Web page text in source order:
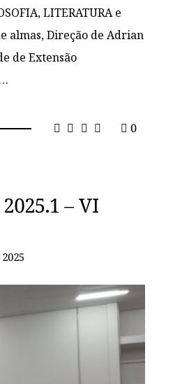
LITERATURA e
almas, Direção de Adrian
de Extensão
0
– VI